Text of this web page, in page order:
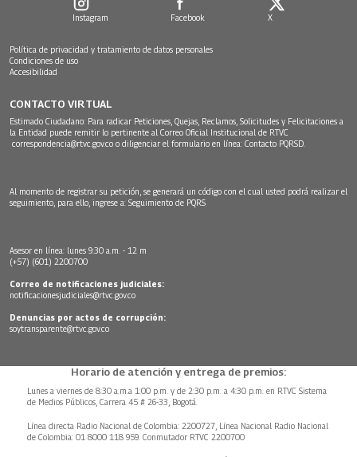
Instagram Facebook X
Política de privacidad y tratamiento de datos personales
Condiciones de uso
Accesibilidad
CONTACTO VIRTUAL
Estimado Ciudadano: Para radicar Peticiones, Quejas, Reclamos, Solicitudes y Felicitaciones a
la Entidad puede remitir lo pertinente al Correo Oficial Institucional de RTVC
correspondencia@rtvc.gov.co o diligenciar el formulario en línea: Contacto PQRSD.
Al momento de registrar su petición, se generará un código con el cual usted podrá realizar el
seguimiento, para ello, ingrese a: Seguimiento de PQRS
Asesor en línea: lunes 9:30 a.m. - 12 m
(+57) (601) 2200700
Correo de notificaciones judiciales:
notificacionesjudiciales@rtvc.gov.co
Denuncias por actos de corrupción:
soytransparente@rtvc.gov.co
Horario de atención y entrega de premios:
Lunes a viernes de 8:30 a.m.a 1:00 p.m. y de 2:30 p.m. a 4:30 p.m. en RTVC Sistema
de Medios Públicos, Carrera 45 # 26-33, Bogotá.
Línea directa Radio Nacional de Colombia: 2200727, Línea Nacional Radio Nacional
de Colombia: 01 8000 118 959. Conmutador RTVC 2200700